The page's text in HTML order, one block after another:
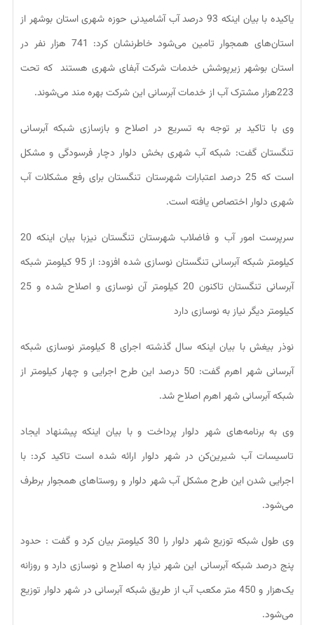
یاکیده با بیان اینکه 93 درصد آب آشامیدنی حوزه شهری استان بوشهر از
استان‌های همجوار تامین می‌شود خاطرنشان کرد: 741 هزار نفر در
استان بوشهر زیرپوشش خدمات شرکت آبفای شهری هستند که تحت
223هزار مشترک آب از خدمات آبرسانی این شرکت بهره مند می‌شوند.
وی با تاکید بر توجه به تسریع در اصلاح و بازسازی شبکه آبرسانی
تنگستان گفت: شبکه آب شهری بخش دلوار دچار فرسودگی و مشکل
است که 25 درصد اعتبارات شهرستان تنگستان برای رفع مشکلات آب
شهری دلوار اختصاص یافته است.
سرپرست امور آب و فاضلاب شهرستان تنگستان نیزبا بیان اینکه 20
کیلومتر شبکه آبرسانی تنگستان نوسازی شده افزود: از 95 کیلومتر شبکه
آبرسانی تنگستان تاکنون 20 کیلومتر آن نوسازی و اصلاح شده و 25
کیلومتر دیگر نیاز به نوسازی دارد
نوذر بیغش با بیان اینکه سال گذشته اجرای 8 کیلومتر نوسازی شبکه
آبرسانی شهر اهرم گفت: 50 درصد این طرح اجرایی و چهار کیلومتر از
شبکه آبرسانی شهر اهرم اصلاح شد.
وی به برنامه‌های شهر دلوار پرداخت و با بیان اینکه پیشنهاد ایجاد
تاسیسات آب شیرین‌کن در شهر دلوار ارائه شده است تاکید کرد: با
اجرایی شدن این طرح مشکل آب شهر دلوار و روستاهای همجوار برطرف
می‌شود.
وی طول شبکه توزیع شهر دلوار را 30 کیلومتر بیان کرد و گفت : حدود
پنج درصد شبکه آبرسانی این شهر نیاز به اصلاح و نوسازی دارد و روزانه
یک‌هزار و 450 متر مکعب آب از طریق شبکه آبرسانی در شهر دلوار توزیع
می‌شود.